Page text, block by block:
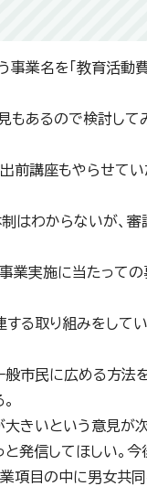
事業名を「教育活動
もあるので検討して
前講座もやらせて
はわからないが、
業実施に当たって
る取り組みをして
市民に広める方法
大きいという意見
発信してほしい。
項目の中に男女共